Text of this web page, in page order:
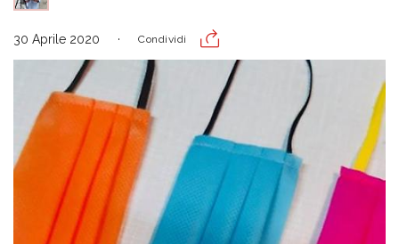
30 Aprile 2020 Condividi